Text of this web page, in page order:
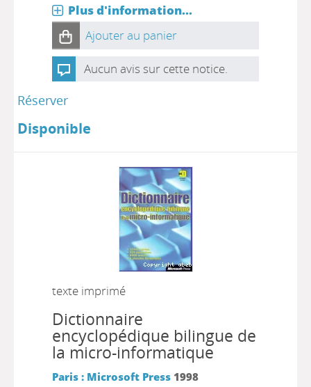
Plus d'information...
Ajouter au panier
Aucun avis sur cette notice.
Réserver
Disponible
texte imprimé
Dictionnaire
encyclopédique bilingue de
la micro-informatique
Paris : Microsoft Press 1998